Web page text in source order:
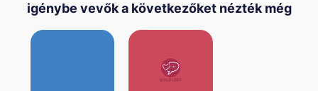
igénybe vevők a következőket nézték még